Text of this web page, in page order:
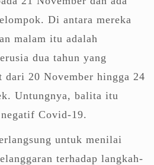
Di antara mereka
malam itu adalah
dua tahun yang
dari 20 November hingga 24
Untungnya, balita itu
Covid-19.
untuk menilai
terhadap langkah-